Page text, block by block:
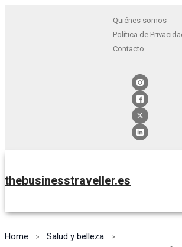
Quiénes somos
Política de
Contacto
thebusinesstraveller.es
Home
Salud y belleza